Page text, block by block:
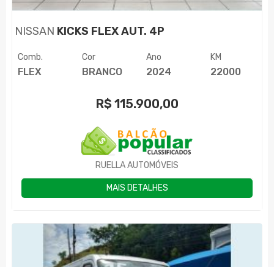
NISSAN KICKS FLEX AUT. 4P
Comb.
FLEX
Cor
BRANCO
Ano
2024
KM
22000
R$ 115.900,00
RUELLA AUTOMÓVEIS
MAIS DETALHES